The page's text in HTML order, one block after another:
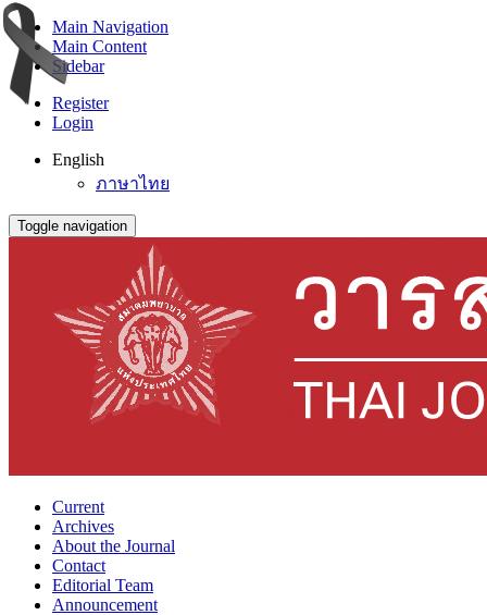
Main Navigation
Main Content
Sidebar
Register
Login
English
ภาษาไทย
Toggle navigation
Current
Archives
About the Journal
Contact
Editorial Team
Announcement